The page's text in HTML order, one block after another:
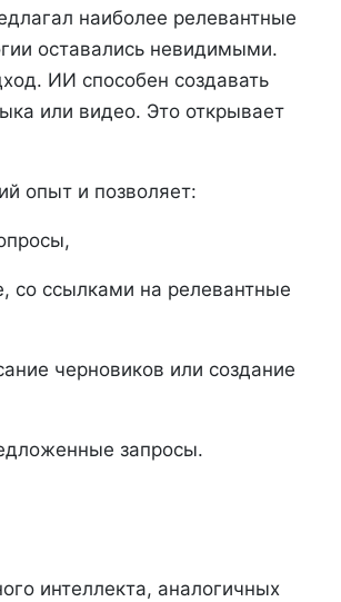
наиболее релевантные
оставались невидимыми.
ИИ способен создавать
или видео. Это открывает
опыт и позволяет:
со ссылками на релевантные
черновиков или создание
запросы.
интеллекта, аналогичных